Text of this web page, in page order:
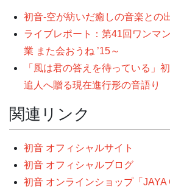
初音-空が紡いだ癒しの音楽との
ライブレポート：第41回ワンマ
業 また会おうね ’15～
「風は君の答えを待っている」
追人へ贈る現在進行形の音語り
関連リンク
初音 オフィシャルサイト
初音 オフィシャルブログ
初音 オンラインショップ「JAYA